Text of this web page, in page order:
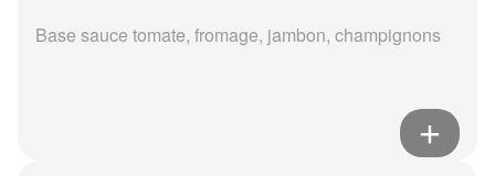
Base sauce tomate, fromage, jambon, champignons